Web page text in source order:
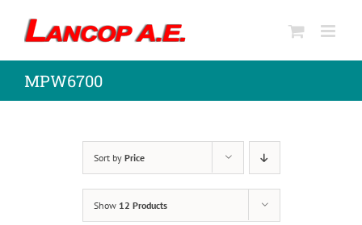
MPW6700
Sort by Price
Show 12 Products